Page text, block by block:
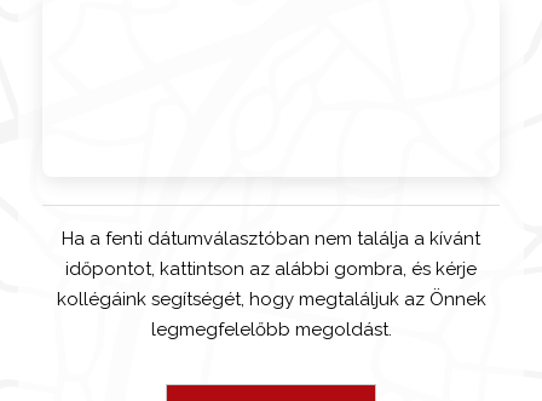
Ha a fenti dátumválasztóban nem találja a kívánt
időpontot, kattintson az alábbi gombra, és kérje
kollégáink segítségét, hogy megtaláljuk az Önnek
legmegfelelőbb megoldást.